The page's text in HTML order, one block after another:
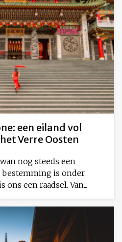
een eiland vol
Verre Oosten
nog steeds een
is onder
ons een raadsel. Van...